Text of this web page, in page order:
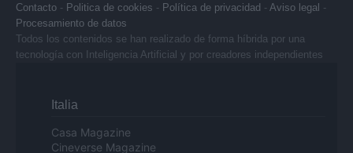
Contacto - Politica de cookies - Política de privacidad - Aviso legal -
Procesamiento de datos
Todos los contenidos se han realizado de forma híbrida por una
tecnología con Inteligencia Artificial y por creadores independientes
Italia
Casa Magazine
Cineverse Magazine